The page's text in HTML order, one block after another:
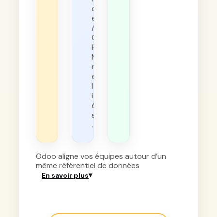
c
e
/
C
R
M
r
e
l
i
é
s
.
Odoo aligne vos équipes autour d’un
même référentiel de données
En savoir plus▾